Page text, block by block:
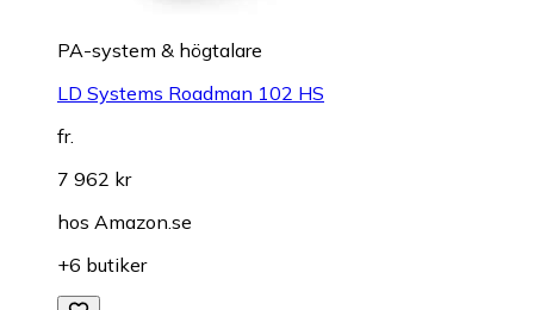
PA-system & högtalare
LD Systems Roadman 102 HS
fr.
7 962 kr
hos Amazon.se
+6 butiker